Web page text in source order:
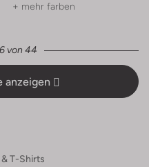
+ mehr farben
von 44
anzeigen
& T-Shirts